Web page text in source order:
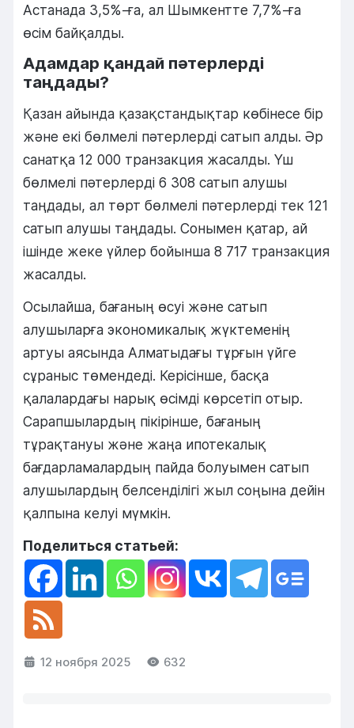
Астанада 3,5%-ға, ал Шымкентте 7,7%-ға
өсім байқалды.
Адамдар қандай пәтерлерді
таңдады?
Қазан айында қазақстандықтар көбінесе бір
және екі бөлмелі пәтерлерді сатып алды. Әр
санатқа 12 000 транзакция жасалды. Үш
бөлмелі пәтерлерді 6 308 сатып алушы
таңдады, ал төрт бөлмелі пәтерлерді тек 121
сатып алушы таңдады. Сонымен қатар, ай
ішінде жеке үйлер бойынша 8 717 транзакция
жасалды.
Осылайша, бағаның өсуі және сатып
алушыларға экономикалық жүктеменің
артуы аясында Алматыдағы тұрғын үйге
сұраныс төмендеді. Керісінше, басқа
қалалардағы нарық өсімді көрсетіп отыр.
Сарапшылардың пікірінше, бағаның
тұрақтануы және жаңа ипотекалық
бағдарламалардың пайда болуымен сатып
алушылардың белсенділігі жыл соңына дейін
қалпына келуі мүмкін.
Поделиться статьей:
12 ноября 2025 632